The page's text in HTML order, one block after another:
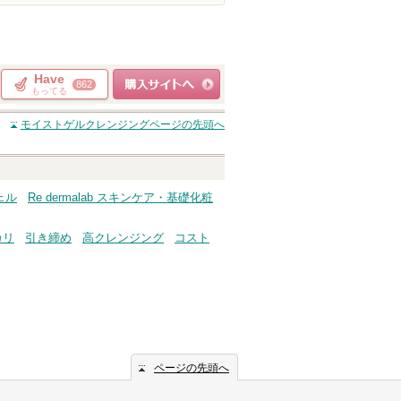
Have
もってる
862
ショッピングサイト
へ
モイストゲルクレンジングページの先頭へ
ル
Re dermalab スキンケア・基礎化粧
引き締め 高クレンジング
コスト
ページの先頭へ